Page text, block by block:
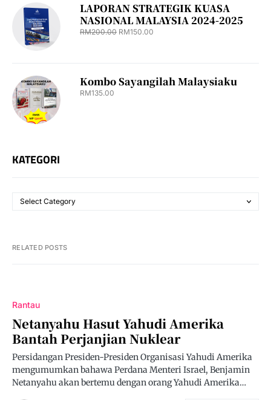
LAPORAN STRATEGIK KUASA
NASIONAL MALAYSIA 2024-2025
RM200.00 RM150.00
Kombo Sayangilah Malaysiaku
RM135.00
KATEGORI
RELATED POSTS
Rantau
Netanyahu Hasut Yahudi Amerika
Bantah Perjanjian Nuklear
Persidangan Presiden-Presiden Organisasi Yahudi Amerika
mengumumkan bahawa Perdana Menteri Israel, Benjamin
Netanyahu akan bertemu dengan orang Yahudi Amerika…